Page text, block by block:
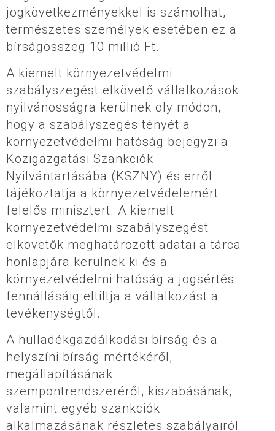
jogkövetkezményekkel is számolhat,
természetes személyek esetében ez a
bírságösszeg 10 millió Ft.
A kiemelt környezetvédelmi
szabályszegést elkövető vállalkozások
nyilvánosságra kerülnek oly módon,
hogy a szabályszegés tényét a
környezetvédelmi hatóság bejegyzi a
Közigazgatási Szankciók
Nyilvántartásába (KSZNY) és erről
tájékoztatja a környezetvédelemért
felelős minisztert. A kiemelt
környezetvédelmi szabályszegést
elkövetők meghatározott adatai a tárca
honlapjára kerülnek ki és a
környezetvédelmi hatóság a jogsértés
fennállásáig eltiltja a vállalkozást a
tevékenységtől.
A hulladékgazdálkodási bírság és a
helyszíni bírság mértékéről,
megállapításának
szempontrendszeréről, kiszabásának,
valamint egyéb szankciók
alkalmazásának részletes szabályairól